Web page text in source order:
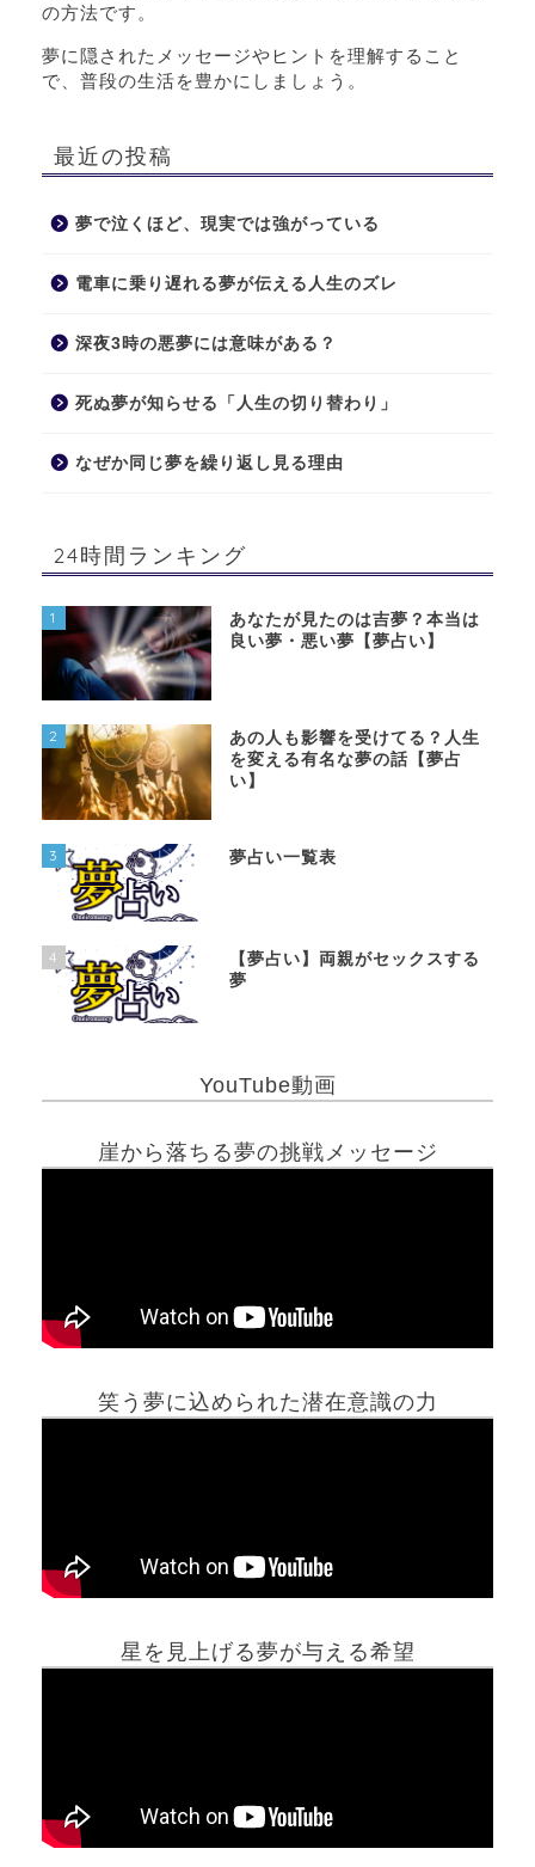
の方法です。
夢に隠されたメッセージやヒントを理解すること
で、普段の生活を豊かにしましょう。
最近の投稿
夢で泣くほど、現実では強がっている
電車に乗り遅れる夢が伝える人生のズレ
深夜3時の悪夢には意味がある？
死ぬ夢が知らせる「人生の切り替わり」
なぜか同じ夢を繰り返し見る理由
24時間ランキング
1
あなたが見たのは吉夢？本当は
良い夢・悪い夢【夢占い】
2
あの人も影響を受けてる？人生
を変える有名な夢の話【夢占
い】
3 夢占い一覧表
4
【夢占い】両親がセックスする
夢
YouTube動画
崖から落ちる夢の挑戦メッセージ
笑う夢に込められた潜在意識の力
星を見上げる夢が与える希望
ホーム
最新記事動画